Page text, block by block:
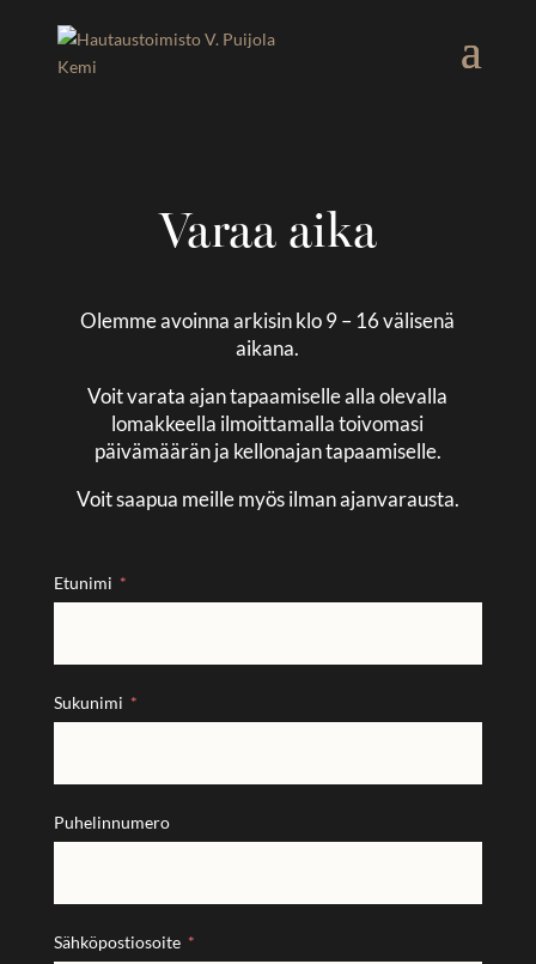
Varaa aika
Olemme avoinna arkisin klo 9 – 16 välisenä
aikana.
Voit varata ajan tapaamiselle alla olevalla
lomakkeella ilmoittamalla toivomasi
päivämäärän ja kellonajan tapaamiselle.
Voit saapua meille myös ilman ajanvarausta.
Etunimi
Sukunimi
Puhelinnumero
Sähköpostiosoite